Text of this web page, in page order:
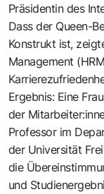
Präsidentin des
Dass der Queen-
Konstrukt ist,
Management
Ergebnis: Eine
der
Professor im
der Universität
die
und